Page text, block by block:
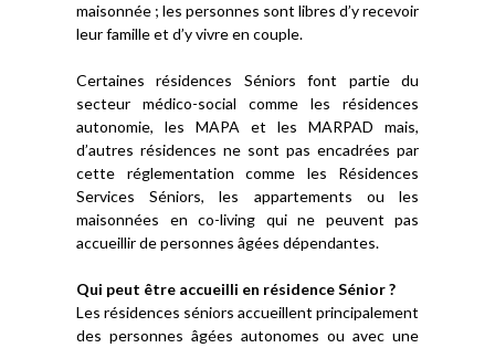
maisonnée ; les personnes sont libres d’y recevoir
leur famille et d’y vivre en couple.
Certaines résidences Séniors font partie du
secteur médico-social comme les résidences
autonomie, les MAPA et les MARPAD mais,
d’autres résidences ne sont pas encadrées par
cette réglementation comme les Résidences
Services Séniors, les appartements ou les
maisonnées en co-living qui ne peuvent pas
accueillir de personnes âgées dépendantes.
Qui peut être accueilli en résidence Sénior ?
Les résidences séniors accueillent principalement
des personnes âgées autonomes ou avec une